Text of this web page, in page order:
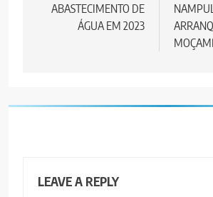
ABASTECIMENTO DE
ÁGUA EM 2023
LEAVE A REPLY